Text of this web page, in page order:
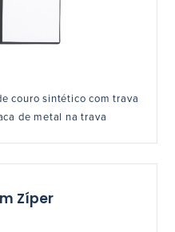
couro sintético com trava
de metal na trava
Zíper